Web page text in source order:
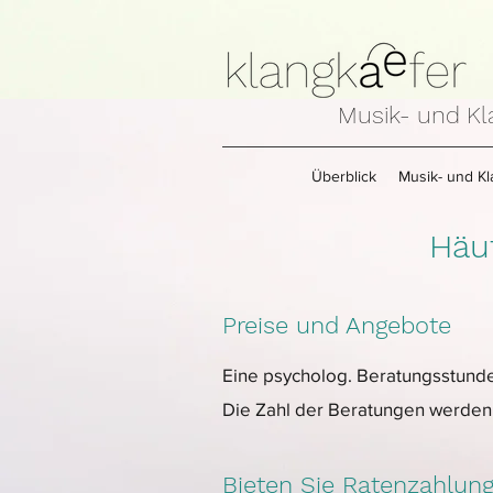
Musik- und
Überblick Musik- und
Preise und Angebote
Eine psycholog.
​Die Zahl der Beratungen
Bieten Sie